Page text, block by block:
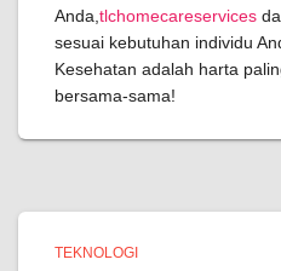
Anda, tlchomecareservices
sesuai kebutuhan individu
Kesehatan adalah harta
bersama-sama!
TEKNOLOGI